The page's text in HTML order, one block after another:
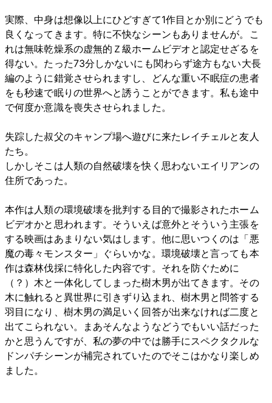
実際、中身は想像以上にひどすぎて1作目とか別にどうでも
良くなってきます。特に不快なシーンもありませんが。こ
れは無味乾燥系の虚無的Ｚ級ホームビデオと認定せざるを
得ない。たった73分しかないにも関わらず途方もない大長
編のように錯覚させられますし、どんな重い不眠症の患者
をも秒速で眠りの世界へと誘うことができます。私も途中
で何度か意識を喪失させられました。
失踪した叔父のキャンプ場へ遊びに来たレイチェルと友人
たち。
しかしそこは人類の自然破壊を快く思わないエイリアンの
住所であった。
本作は人類の環境破壊を批判する目的で撮影されたホーム
ビデオかと思われます。そういえば意外とそういう主張を
する映画はあまりない気はします。他に思いつくのは「悪
魔の毒々モンスター」ぐらいかな。環境破壊と言っても本
作は森林伐採に特化した内容です。それを防ぐために
（？）木と一体化してしまった樹木男が出てきます。その
木に触れると異世界に引きずり込まれ、樹木男と問答する
羽目になり、樹木男の満足いく回答が出来なければ二度と
出てこられない。まあそんなようなどうでもいい話だった
かと思うんですが、私の夢の中では勝手にスペクタクルな
ドンパチシーンが補完されていたのでそこはかなり楽しめ
ました。